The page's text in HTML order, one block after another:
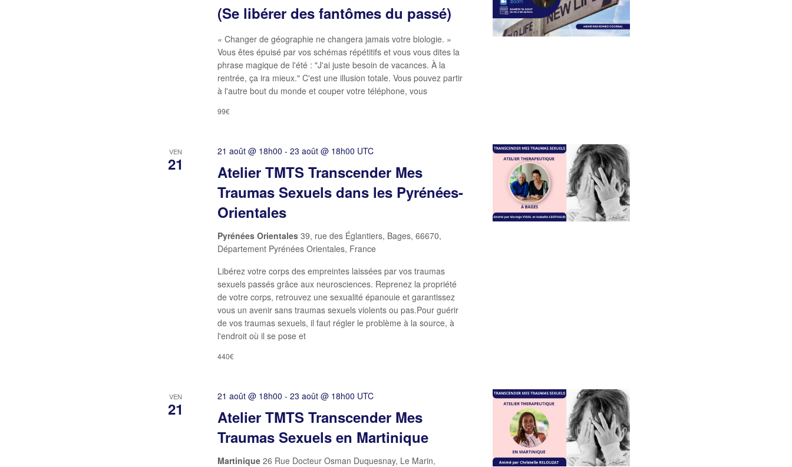
(Se libérer des fantômes du passé)
« Changer de géographie ne changera jamais votre biologie. »
Vous êtes épuisé par vos schémas répétitifs et vous vous dites la
phrase magique de l'été : "J'ai juste besoin de vacances. À la
rentrée, ça ira mieux." C'est une illusion totale. Vous pouvez partir
à l'autre bout du monde et couper votre téléphone, vous
99€
VEN
21
Atelier TMTS Transcender Mes
Traumas Sexuels dans les Pyrénées-
Orientales
21 août @ 18h00 - 23 août @ 18h00 UTC
Pyrénées Orientales 39, rue des Églantiers, Bages, 66670,
Département Pyrénées Orientales, France
Libérez votre corps des empreintes laissées par vos traumas
sexuels passés grâce aux neurosciences. Reprenez la propriété
de votre corps, retrouvez une sexualité épanouie et garantissez
vous un avenir sans traumas sexuels violents ou pas.Pour guérir
de vos traumas sexuels, il faut régler le problème à la source, à
l'endroit où il se pose et
440€
VEN
21
Atelier TMTS Transcender Mes
Traumas Sexuels en Martinique
21 août @ 18h00 - 23 août @ 18h00 UTC
Martinique 26 Rue Docteur Osman Duquesnay, Le Marin,